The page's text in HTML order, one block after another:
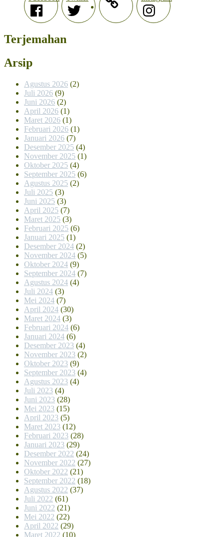
Terjemahan
Arsip
Agustus 2026 (2)
Juli 2026 (9)
Juni 2026 (2)
April 2026 (1)
Maret 2026 (1)
Februari 2026 (1)
Januari 2026 (7)
Desember 2025 (4)
November 2025 (1)
Oktober 2025 (4)
September 2025 (6)
Agustus 2025 (2)
Juli 2025 (3)
Juni 2025 (3)
April 2025 (7)
Maret 2025 (3)
Februari 2025 (6)
Januari 2025 (1)
Desember 2024 (2)
November 2024 (5)
Oktober 2024 (9)
September 2024 (7)
Agustus 2024 (4)
Juli 2024 (3)
Mei 2024 (7)
April 2024 (30)
Maret 2024 (3)
Februari 2024 (6)
Januari 2024 (6)
Desember 2023 (4)
November 2023 (2)
Oktober 2023 (9)
September 2023 (4)
Agustus 2023 (4)
Juli 2023 (4)
Juni 2023 (28)
Mei 2023 (15)
April 2023 (5)
Maret 2023 (12)
Februari 2023 (28)
Januari 2023 (29)
Desember 2022 (24)
November 2022 (27)
Oktober 2022 (21)
September 2022 (18)
Agustus 2022 (37)
Juli 2022 (61)
Juni 2022 (21)
Mei 2022 (22)
April 2022 (29)
Maret 2022 (10)